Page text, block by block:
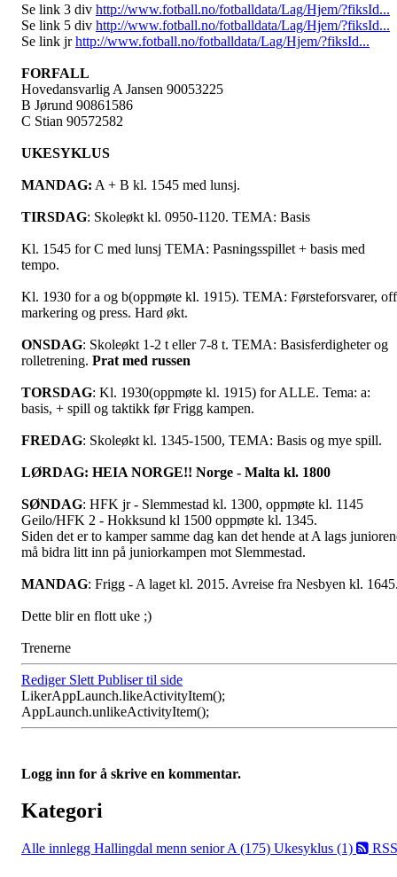
Se link 3 div http://www.fotball.no/fotballdata/Lag/Hjem/?fiksId...
Se link 5 div http://www.fotball.no/fotballdata/Lag/Hjem/?fiksId...
Se link jrhttp://www.fotball.no/fotballdata/Lag/Hjem/?fiksId...
FORFALL
Hovedansvarlig A Jansen 90053225
B Jørund 90861586
C Stian 90572582
UKESYKLUS
MANDAG: A + B kl. 1545 med lunsj.
TIRSDAG: Skoleøkt kl. 0950-1120. TEMA: Basis
Kl. 1545 for C med lunsj TEMA: Pasningsspillet + basis med
tempo.
Kl. 1930 for a og b(oppmøte kl. 1915). TEMA: Førsteforsvarer, off
markering og press. Hard økt.
ONSDAG: Skoleøkt 1-2 t eller 7-8 t. TEMA: Basisferdigheter og
rolletrening. Prat med russen
TORSDAG: Kl. 1930(oppmøte kl. 1915) for ALLE. Tema: a:
basis, + spill og taktikk før Frigg kampen.
FREDAG: Skoleøkt kl. 1345-1500, TEMA: Basis og mye spill.
LØRDAG: HEIA NORGE!! Norge - Malta kl. 1800
SØNDAG: HFK jr - Slemmestad kl. 1300, oppmøte kl. 1145
Geilo/HFK 2 - Hokksund kl 1500 oppmøte kl. 1345.
Siden det er to kamper samme dag kan det hende at A lags
må bidra litt inn på juniorkampen mot Slemmestad.
MANDAG: Frigg - A laget kl. 2015. Avreise fra Nesbyen kl.
Dette blir en flott uke ;)
Trenerne
Rediger Slett Publiser til side
LikerAppLaunch.likeActivityItem();
AppLaunch.unlikeActivityItem();
Logg inn for å skrive en kommentar.
Kategori
Alle innlegg Hallingdal menn senior A (175) Ukesyklus (1) RSS